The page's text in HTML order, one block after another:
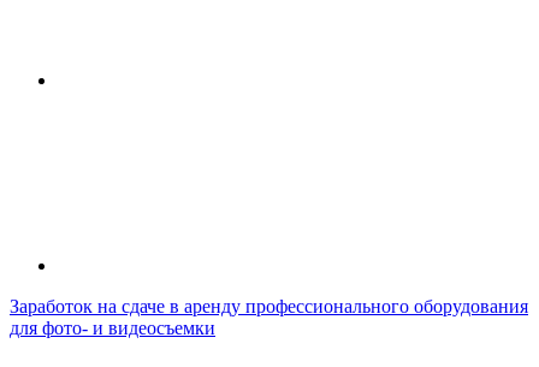
Заработок на сдаче в аренду профессионального оборудования
для фото- и видеосъемки